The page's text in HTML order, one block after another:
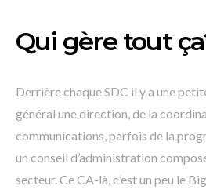
Qui gère tout
Derrière chaque SDC il y a une
général une direction, de la
communications, parfois de la
un conseil d’administration
secteur. Ce CA-là, c’est un peu le